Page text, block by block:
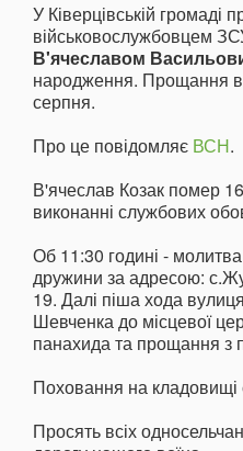
У Ківерцівській громаді
військовослужбовцем
В'ячеславом
народження. Прощання
серпня.
Про це повідомляє ВСН.
В'ячеслав Козак помер
виконанні службових
Об 11:30 годині - молитва
дружини за адресою:
19. Далі піша хода
Шевченка до місцевої
панахида та прощання з
Поховання на кладовищі
Просять всіх